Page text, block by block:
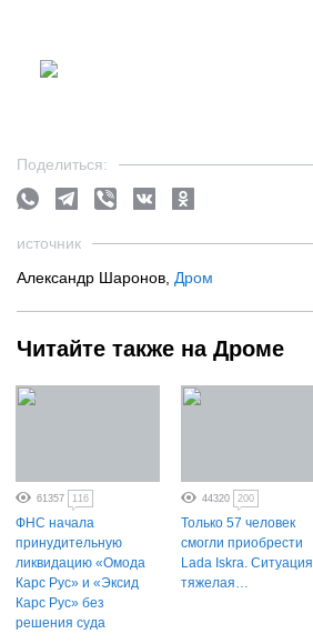
Поделиться:
источник
Александр Шаронов, Дром
Читайте также на Дроме
61357 116
ФНС начала
принудительную
ликвидацию «Омода
Карс Рус» и «Эксид
Карс Рус» без
решения суда
44320 200
Только 57 человек
смогли приобрести
Lada Iskra. Ситуация
тяжелая…